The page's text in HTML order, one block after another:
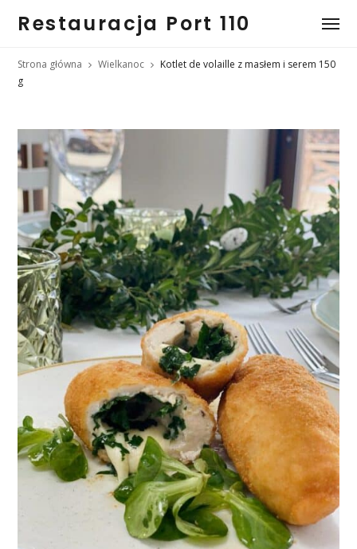
Restauracja Port 110
Strona główna Wielkanoc
Kotlet de volaille z masłem i serem 150
g